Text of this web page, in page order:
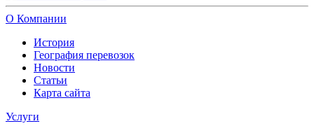
О Компании
История
География перевозок
Новости
Статьи
Карта сайта
Услуги